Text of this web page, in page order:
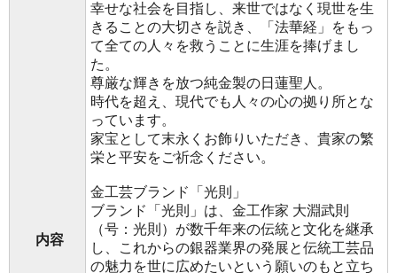
内容
幸せな社会を目指し、来世ではなく現世を生
きることの大切さを説き、「法華経」をもっ
て全ての人々を救うことに生涯を捧げまし
た。
尊厳な輝きを放つ純金製の日蓮聖人。
時代を超え、現代でも人々の心の拠り所とな
っています。
家宝として末永くお飾りいただき、貴家の繁
栄と平安をご祈念ください。
金工芸ブランド「光則」
ブランド「光則」は、金工作家 大淵武則
（号：光則）が数千年来の伝統と文化を継承
し、これからの銀器業界の発展と伝統工芸品
の魅力を世に広めたいという願いのもと立ち